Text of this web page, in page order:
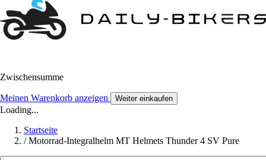
Zwischensumme
Meinen Warenkorb anzeigen Weiter einkaufen
Loading...
Startseite
/ Motorrad-Integralhelm MT Helmets Thunder 4 SV Pure